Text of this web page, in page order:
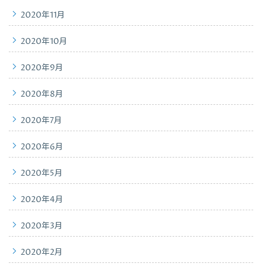
2020年11月
2020年10月
2020年9月
2020年8月
2020年7月
2020年6月
2020年5月
2020年4月
2020年3月
2020年2月